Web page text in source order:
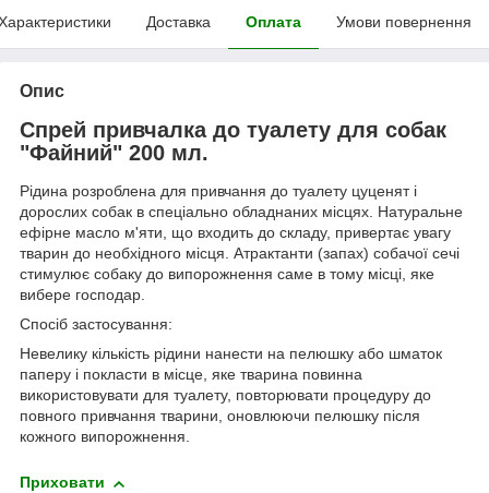
Доставка Оплата Умови повернення
Опис
Спрей привчалка до туалету для собак
"Файний" 200 мл.
Рідина розроблена для привчання до туалету цуценят і
дорослих собак в спеціально обладнаних місцях. Натуральне
ефірне масло м'яти, що входить до складу, привертає увагу
тварин до необхідного місця. Атрактанти (запах) собачої сечі
стимулює собаку до випорожнення саме в тому місці, яке
вибере господар.
Спосіб застосування:
Невелику кількість рідини нанести на пелюшку або шматок
паперу і покласти в місце, яке тварина повинна
використовувати для туалету, повторювати процедуру до
повного привчання тварини, оновлюючи пелюшку після
кожного випорожнення.
Приховати